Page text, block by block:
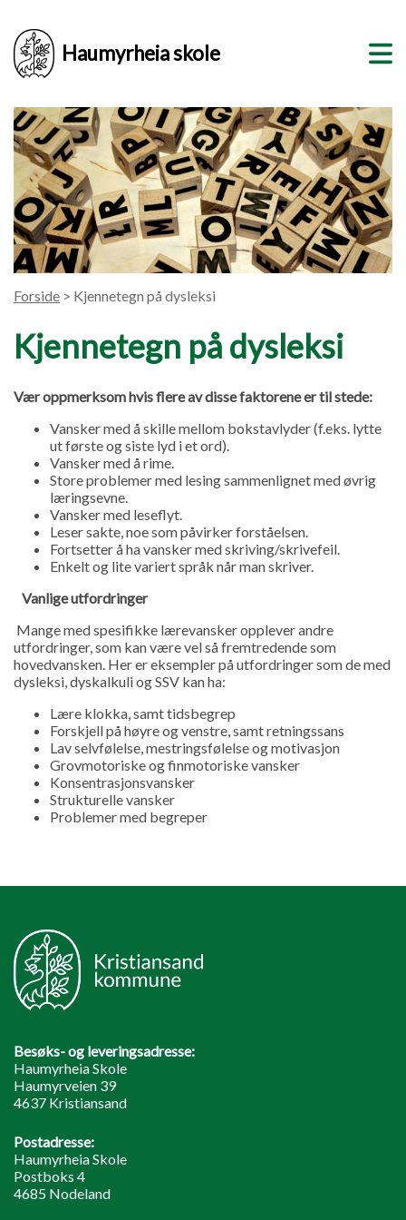
Haumyrheia skole
Forside > Kjennetegn på dysleksi
Kjennetegn på dysleksi
Vær oppmerksom hvis flere av disse faktorene er til stede:
Vansker med å skille mellom bokstavlyder (f.eks. lytte
ut første og siste lyd i et ord).
Vansker med å rime.
Store problemer med lesing sammenlignet med øvrig
læringsevne.
Vansker med leseflyt.
Leser sakte, noe som påvirker forståelsen.
Fortsetter å ha vansker med skriving/skrivefeil.
Enkelt og lite variert språk når man skriver.
Vanlige utfordringer
Mange med spesifikke lærevansker opplever andre
utfordringer, som kan være vel så fremtredende som
hovedvansken. Her er eksempler på utfordringer som de med
dysleksi, dyskalkuli og SSV kan ha:
Lære klokka, samt tidsbegrep
Forskjell på høyre og venstre, samt retningssans
Lav selvfølelse, mestringsfølelse og motivasjon
Grovmotoriske og finmotoriske vansker
Konsentrasjonsvansker
Strukturelle vansker
Problemer med begreper
Besøks- og leveringsadresse:
Haumyrheia Skole
Haumyrveien 39
4637 Kristiansand
Postadresse:
Haumyrheia Skole
Postboks 4
4685 Nodeland